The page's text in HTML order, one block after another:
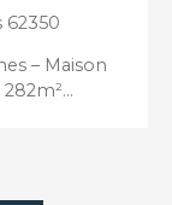
62350
– Maison